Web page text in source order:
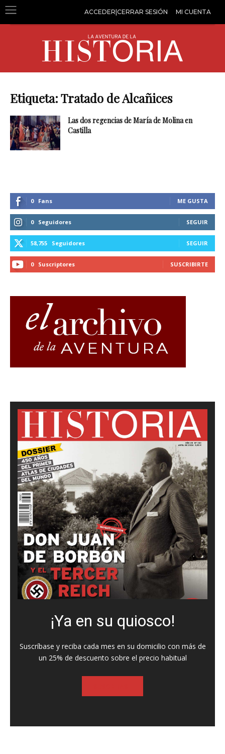
ACCEDER|CERRAR SESIÓN MI CUENTA
Etiqueta: Tratado de Alcañices
Las dos regencias de María de Molina en
Castilla
0 Fans ME GUSTA
0 Seguidores SEGUIR
58,755 Seguidores SEGUIR
0 Suscriptores SUSCRIBIRTE
¡Ya en su quiosco!
Suscríbase y reciba cada mes en su domicilio con más de
un 25% de descuento sobre el precio habitual